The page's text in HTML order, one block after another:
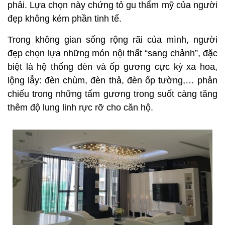
phải. Lựa chọn này chứng tỏ gu thẩm mỹ của người
đẹp không kém phần tinh tế.
Trong không gian sống rộng rãi của mình, người
đẹp chọn lựa những món nội thất “sang chảnh”, đặc
biệt là hệ thống đèn và ốp gương cực kỳ xa hoa,
lộng lẫy: đèn chùm, đèn thả, đèn ốp tường,… phản
chiếu trong những tấm gương trong suốt càng tăng
thêm độ lung linh rực rỡ cho căn hộ.